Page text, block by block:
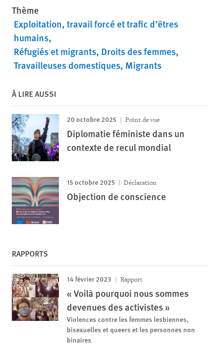
Thème
Exploitation, travail forcé et trafic d’êtres
humains
Réfugiés et migrants Droits des femmes
Travailleuses domestiques Migrants
À LIRE AUSSI
20 octobre 2025 Point de vue
Diplomatie féministe dans un
contexte de recul mondial
15 octobre 2025 Déclaration
Objection de conscience
RAPPORTS
14 février 2023 Rapport
« Voilà pourquoi nous sommes
devenues des activistes »
Violences contre les femmes lesbiennes,
bisexuelles et queers et les personnes non
binaires